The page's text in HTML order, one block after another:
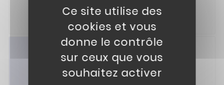
Ce site utilise des
cookies et vous
donne le contrôle
sur ceux que vous
souhaitez activer